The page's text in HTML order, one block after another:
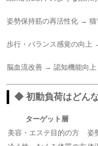
姿勢保持筋の再活性化 → 猫
歩行・バランス感覚の向上
脳血流改善 → 認知機能向上
◆ 初動負荷はどん
ターゲット層
美容・エステ目的の方
姿